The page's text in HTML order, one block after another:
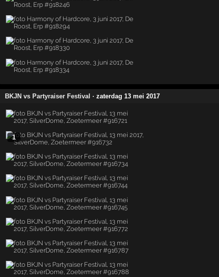
BKJN vs Partyraiser Festival · zaterdag 13 mei 2017
1